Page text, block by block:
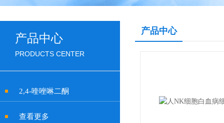
产品中心
PRODUCTS CENTER
2,4-喹唑啉二酮
查看更多
产品中心